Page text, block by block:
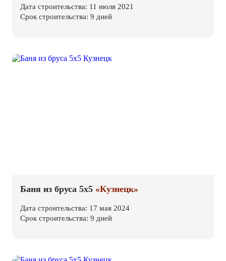
Дата строительства: 11 июля 2021
Срок строительства: 9 дней
Баня из бруса 5х5 «Кузнецк»
Дата строительства: 17 мая 2024
Срок строительства: 9 дней